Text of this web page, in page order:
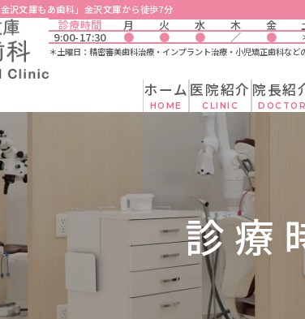
沢文庫もあ歯科」金沢文庫から徒歩7分
診療時間 月 火 水 木 金
9:00-17:30 ● ● ● ／ ●
＊土曜日：精密審美歯科治療・インプラント治療・小児矯正歯科など
ホーム
HOME
医院紹介
CLINIC
院長紹介
DOCTOR INFORMATION PRICE
ホーム
HOME
医院紹介
CLINIC
院長紹
DOCTOR
診療